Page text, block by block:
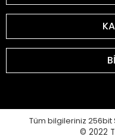
Tüm bilgileriniz 256bit
© 2022